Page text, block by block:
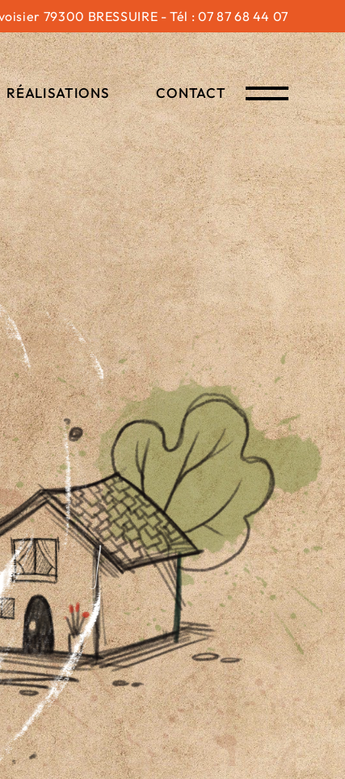
79300 BRESSUIRE - Tél : 07 87 68 44 07
RÉALISATIONS CONTACT